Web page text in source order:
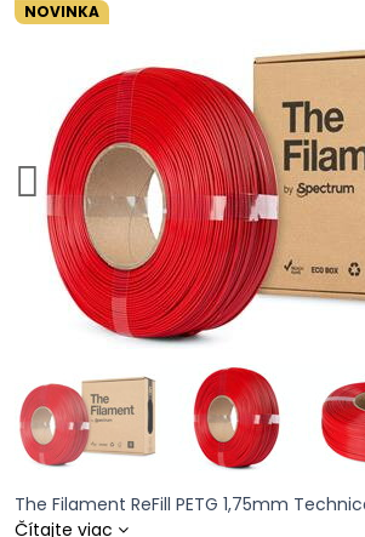
NOVINKA
The Filament ReFill PETG 1,75mm
Čítajte viac